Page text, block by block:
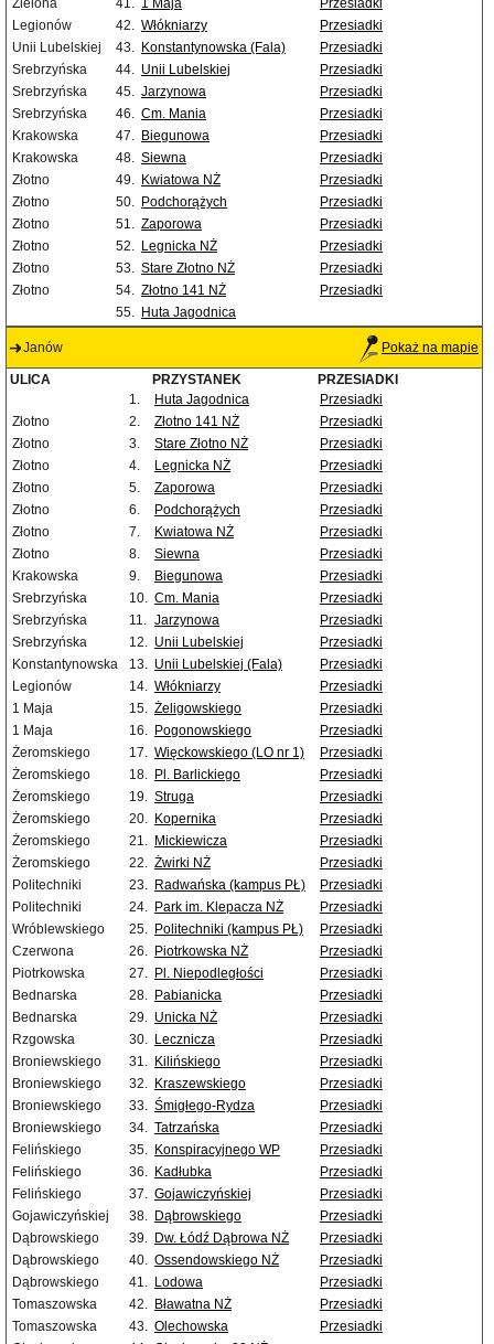
Zielona
41. 1 Maja
Przesiadki
Legionów
42. Włókniarzy
Przesiadki
Unii Lubelskiej
43. Konstantynowska (Fala)
Przesiadki
Srebrzyńska
44. Unii Lubelskiej
Przesiadki
Srebrzyńska
45. Jarzynowa
Przesiadki
Srebrzyńska
46. Cm. Mania
Przesiadki
Krakowska
47. Biegunowa
Przesiadki
Krakowska
48. Siewna
Przesiadki
Złotno
49. Kwiatowa NŻ
Przesiadki
Złotno
50. Podchorążych
Przesiadki
Złotno
51. Zaporowa
Przesiadki
Złotno
52. Legnicka NŻ
Przesiadki
Złotno
53. Stare Złotno NŻ
Przesiadki
Złotno
54. Złotno 141 NŻ
Przesiadki
55. Huta Jagodnica
Janów Pokaż na mapie
ULICA PRZYSTANEK
PRZESIADKI
1.
Huta Jagodnica
Przesiadki
Złotno
2. Złotno 141 NŻ
Przesiadki
Złotno
3. Stare Złotno NŻ
Przesiadki
Złotno
4. Legnicka NŻ
Przesiadki
Złotno
5. Zaporowa
Przesiadki
Złotno
6. Podchorążych
Przesiadki
Złotno
7. Kwiatowa NŻ
Przesiadki
Złotno
8. Siewna
Przesiadki
Krakowska
9. Biegunowa
Przesiadki
Srebrzyńska
10. Cm. Mania
Przesiadki
Srebrzyńska
11. Jarzynowa
Przesiadki
Srebrzyńska
12. Unii Lubelskiej
Przesiadki
Konstantynowska
13. Unii Lubelskiej (Fala)
Przesiadki
Legionów
14. Włókniarzy
Przesiadki
1 Maja
15. Żeligowskiego
Przesiadki
1 Maja
16. Pogonowskiego
Przesiadki
Żeromskiego
17. Więckowskiego (LO nr 1)
Przesiadki
Żeromskiego
18. Pl. Barlickiego
Przesiadki
Żeromskiego
19. Struga
Przesiadki
Żeromskiego
20. Kopernika
Przesiadki
Żeromskiego
21. Mickiewicza
Przesiadki
Żeromskiego
22. Żwirki NŻ
Przesiadki
Politechniki
23. Radwańska (kampus PŁ)
Przesiadki
Politechniki
24. Park im. Klepacza NŻ
Przesiadki
Wróblewskiego
25. Politechniki (kampus PŁ)
Przesiadki
Czerwona
26. Piotrkowska NŻ
Przesiadki
Piotrkowska
27. Pl. Niepodległości
Przesiadki
Bednarska
28. Pabianicka
Przesiadki
Bednarska
29. Unicka NŻ
Przesiadki
Rzgowska
30. Lecznicza
Przesiadki
Broniewskiego
31. Kilińskiego
Przesiadki
Broniewskiego
32. Kraszewskiego
Przesiadki
Broniewskiego
33. Śmigłego-Rydza
Przesiadki
Broniewskiego
34. Tatrzańska
Przesiadki
Felińskiego
35. Konspiracyjnego WP
Przesiadki
Felińskiego
36. Kadłubka
Przesiadki
Felińskiego
37. Gojawiczyńskiej
Przesiadki
Gojawiczyńskiej
38. Dąbrowskiego
Przesiadki
Dąbrowskiego
39. Dw. Łódź Dąbrowa NŻ
Przesiadki
Dąbrowskiego
40. Ossendowskiego NŻ
Przesiadki
Dąbrowskiego
41. Lodowa
Przesiadki
Tomaszowska
42. Bławatna NŻ
Przesiadki
Tomaszowska
43. Olechowska
Przesiadki